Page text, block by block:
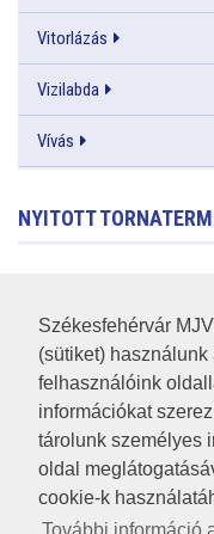
Székesfehérvár
(sütiket)
felhasználóink
információkat
tárolunk személyes
oldal
cookie-k
Vitorlázás
Vizilabda
Vívás
NYITOTT
RSS
A HONLAP 2017.03.31-I
JOGI NYILATKOZAT
IMPRESSZUM